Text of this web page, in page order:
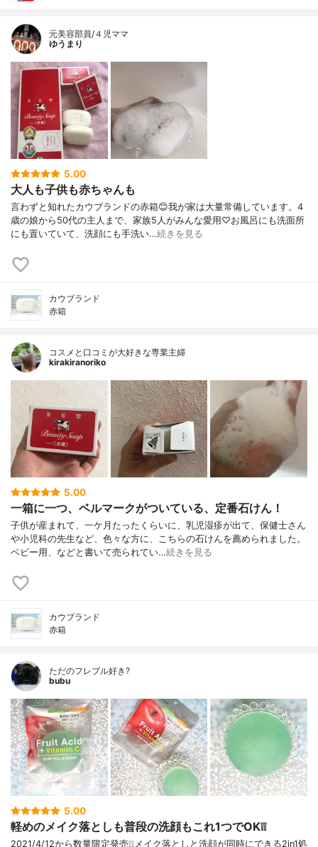
元美容部員/４児ママ
ゆうまり
5.00
大人も子供も赤ちゃんも
言わずと知れたカウブランドの赤箱😊我が家は大量常備しています。4
歳の娘から50代の主人まで、家族5人がみんな愛用♡お風呂にも洗面所
にも置いていて、洗顔にも手洗い…続きを見る
カウブランド
赤箱
コスメと口コミが大好きな専業主婦
kirakiranoriko
5.00
一箱に一つ、ベルマークがついている、定番石けん！
子供が産まれて、一ケ月たったくらいに、乳児湿疹が出て、保健士さん
や小児科の先生など、色々な方に、こちらの石けんを薦められました。
ベビー用、などと書いて売られてい…続きを見る
カウブランド
赤箱
ただのフレブル好き?
bubu
5.00
軽めのメイク落としも普段の洗顔もこれ1つでOK❕❕
2021/4/12から数量限定発売❕❕メイク落としと洗顔が同時にできる2in1処